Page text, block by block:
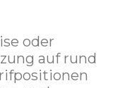
oder
auf rund